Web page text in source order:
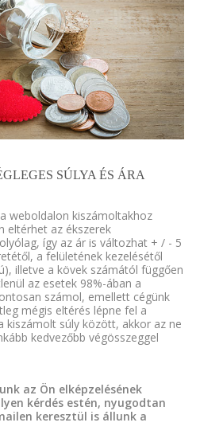
SÚLYA ÉS ÁRA
weboldalon kiszámoltakhoz
eltérhet az ékszerek
így az ár is változhat + / - 5
a felületének kezelésétől
illetve a kövek számától függően
az esetek 98%-ában a
számol, emellett cégünk
mégis eltérés lépne fel a
kiszámolt súly között, akkor az ne
kedvezőbb végösszeggel
az Ön elképzelésének
kérdés estén, nyugodtan
keresztül is állunk a